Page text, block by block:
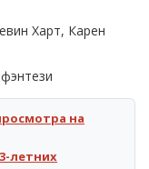
Харт, Карен
на
летних